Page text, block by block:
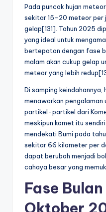
Pada puncak hujan
sekitar 15-20 meteor per
gelap[131]. Tahun 2025
yang ideal untuk
bertepatan dengan fase
malam akan cukup gelap
meteor yang lebih
Di samping
menawarkan pengalaman
partikel-partikel dari
meskipun komet itu
mendekati Bumi pada
sekitar 66 kilometer per
dapat berubah menjadi
cahaya besar yang
Fase